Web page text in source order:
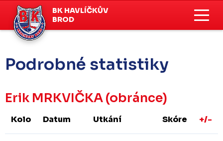
BK HAVLÍČKŮV
BROD
Podrobné statistiky
Erik MRKVIČKA(obránce)
Kolo Datum Utkání Skóre +/-